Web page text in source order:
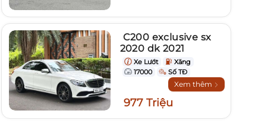
C200 exclusive sx
2020 dk 2021
Xe Lướt
Xăng
17000
Số TĐ
Xem thêm
977 Triệu